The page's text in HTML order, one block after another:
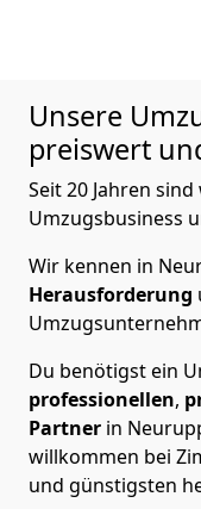
Unsere
preiswert
Seit 20 Jahren
Umzugsbusiness
Wir kennen in
Herausforderung
Du benötigst ein
professionellen,
Partner in
willkommen bei
und günstigsten